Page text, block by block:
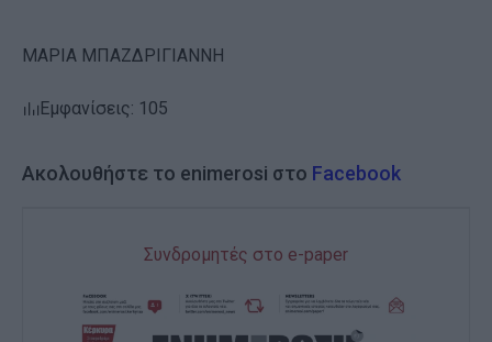
ΜΑΡΙΑ ΜΠΑΖΔΡΙΓΙΑΝΝΗ
Εμφανίσεις: 105
Ακολουθήστε το enimerosi στο Facebook
Συνδρομητές στο e-paper